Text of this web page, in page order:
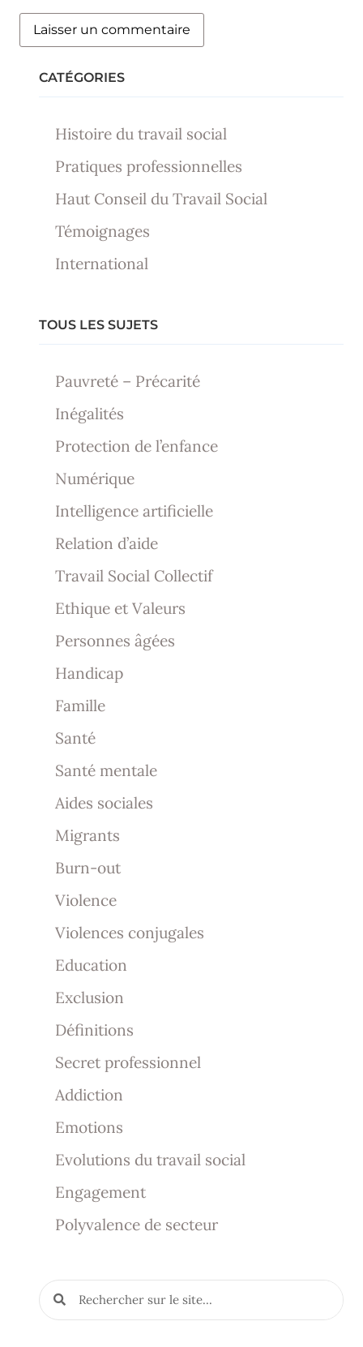
CATÉGORIES
Histoire du travail social
Pratiques professionnelles
Haut Conseil du Travail Social
Témoignages
International
TOUS LES SUJETS
Pauvreté – Précarité
Inégalités
Protection de l’enfance
Numérique
Intelligence artificielle
Relation d’aide
Travail Social Collectif
Ethique et Valeurs
Personnes âgées
Handicap
Famille
Santé
Santé mentale
Aides sociales
Migrants
Burn-out
Violence
Violences conjugales
Education
Exclusion
Définitions
Secret professionnel
Addiction
Emotions
Evolutions du travail social
Engagement
Polyvalence de secteur